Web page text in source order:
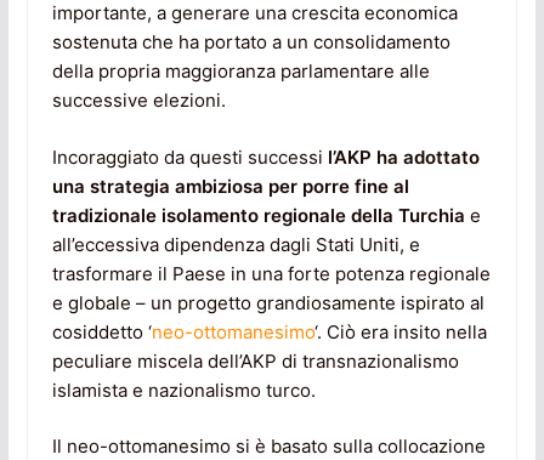
importante, a generare una crescita economica
sostenuta che ha portato a un consolidamento
della propria maggioranza parlamentare alle
successive elezioni.
Incoraggiato da questi successi l’AKP ha adottato
una strategia ambiziosa per porre fine al
tradizionale isolamento regionale della Turchia e
all’eccessiva dipendenza dagli Stati Uniti, e
trasformare il Paese in una forte potenza regionale
e globale – un progetto grandiosamente ispirato al
cosiddetto ‘neo-ottomanesimo‘. Ciò era insito nella
peculiare miscela dell’AKP di transnazionalismo
islamista e nazionalismo turco.
Il neo-ottomanesimo si è basato sulla collocazione